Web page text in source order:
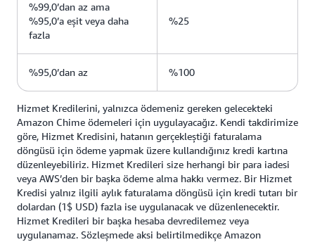
%99,0’dan az ama
%95,0’a eşit veya daha
fazla
%25
%95,0’dan az %100
Hizmet Kredilerini, yalnızca ödemeniz gereken gelecekteki
Amazon Chime ödemeleri için uygulayacağız. Kendi takdirimize
göre, Hizmet Kredisini, hatanın gerçekleştiği faturalama
döngüsü için ödeme yapmak üzere kullandığınız kredi kartına
düzenleyebiliriz. Hizmet Kredileri size herhangi bir para iadesi
veya AWS’den bir başka ödeme alma hakkı vermez. Bir Hizmet
Kredisi yalnız ilgili aylık faturalama döngüsü için kredi tutarı bir
dolardan (1$ USD) fazla ise uygulanacak ve düzenlenecektir.
Hizmet Kredileri bir başka hesaba devredilemez veya
uygulanamaz. Sözleşmede aksi belirtilmedikçe Amazon